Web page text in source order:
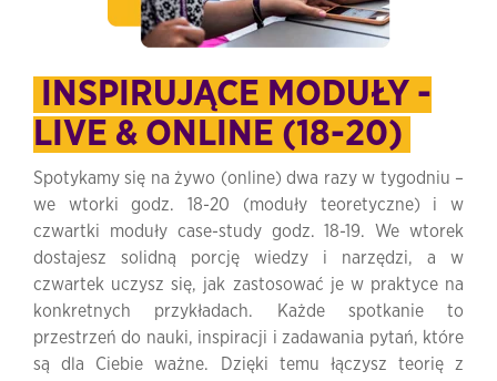
INSPIRUJĄCE MODUŁY -
LIVE & ONLINE (18-20)
Spotykamy się na żywo (online) dwa razy w tygodniu –
we wtorki godz. 18-20 (moduły teoretyczne) i w
czwartki moduły case-study godz. 18-19. We wtorek
dostajesz solidną porcję wiedzy i narzędzi, a w
czwartek uczysz się, jak zastosować je w praktyce na
konkretnych przykładach. Każde spotkanie to
przestrzeń do nauki, inspiracji i zadawania pytań, które
są dla Ciebie ważne. Dzięki temu łączysz teorię z